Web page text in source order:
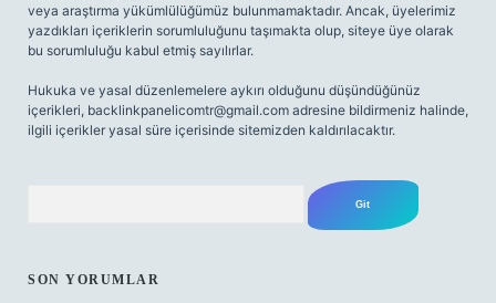
veya araştırma yükümlülüğümüz bulunmamaktadır. Ancak, üyelerimiz
yazdıkları içeriklerin sorumluluğunu taşımakta olup, siteye üye olarak
bu sorumluluğu kabul etmiş sayılırlar.
Hukuka ve yasal düzenlemelere aykırı olduğunu düşündüğünüz
içerikleri, backlinkpanelicomtr@gmail.com adresine bildirmeniz halinde,
ilgili içerikler yasal süre içerisinde sitemizden kaldırılacaktır.
SON YORUMLAR